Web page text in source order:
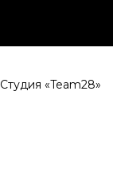
Студия «Team28»